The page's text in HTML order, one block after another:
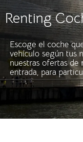
Renting
Escoge el coche
vehículo según tus
nuestras ofertas de
entrada, para